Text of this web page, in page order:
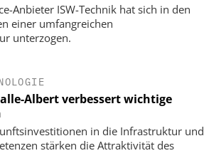
Anbieter ISW-Technik hat sich in den
einer umfangreichen
unterzogen.
Albert verbessert wichtige
in die Infrastruktur und
stärken die Attraktivität des